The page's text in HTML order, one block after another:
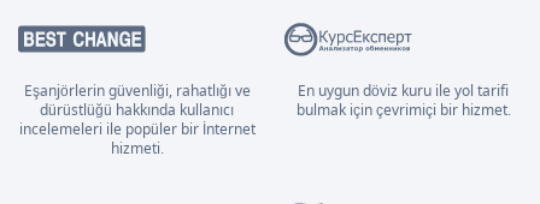
Eşanjörlerin güvenliği, rahatlığı ve
dürüstlüğü hakkında kullanıcı
incelemeleri ile popüler bir İnternet
hizmeti.
En uygun döviz kuru ile yol tarifi
bulmak için çevrimiçi bir hizmet.